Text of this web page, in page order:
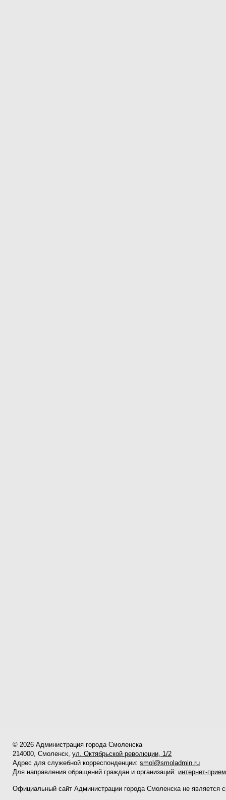
© 2026 Администрация города Смоленска
214000, Смоленск,ул. Октябрьской революции, 1/2
Адрес для служебной корреспонденции:smol@smoladmin.ru
Для направления обращений граждан и организаций: интернет-
Официальный сайт Администрации города Смоленска не является